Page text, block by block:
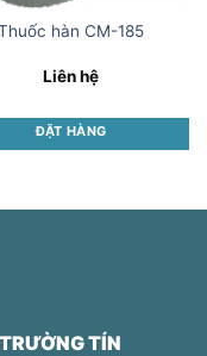
hàn CM-185
Liên hệ
ĐẶT HÀNG
has
mayTÍN